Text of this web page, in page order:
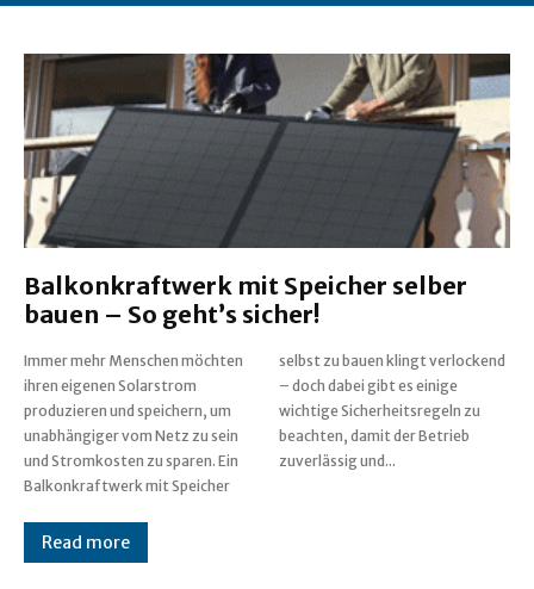
Balkonkraftwerk mit Speicher selber
bauen – So geht’s sicher!
Immer mehr Menschen möchten
ihren eigenen Solarstrom
produzieren und speichern, um
unabhängiger vom Netz zu sein
und Stromkosten zu sparen. Ein
Balkonkraftwerk mit Speicher
selbst zu bauen klingt verlockend
– doch dabei gibt es einige
wichtige Sicherheitsregeln zu
beachten, damit der Betrieb
zuverlässig und...
Read more